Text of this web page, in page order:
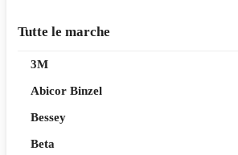
Tutte le marche
3M
Abicor Binzel
Bessey
Beta